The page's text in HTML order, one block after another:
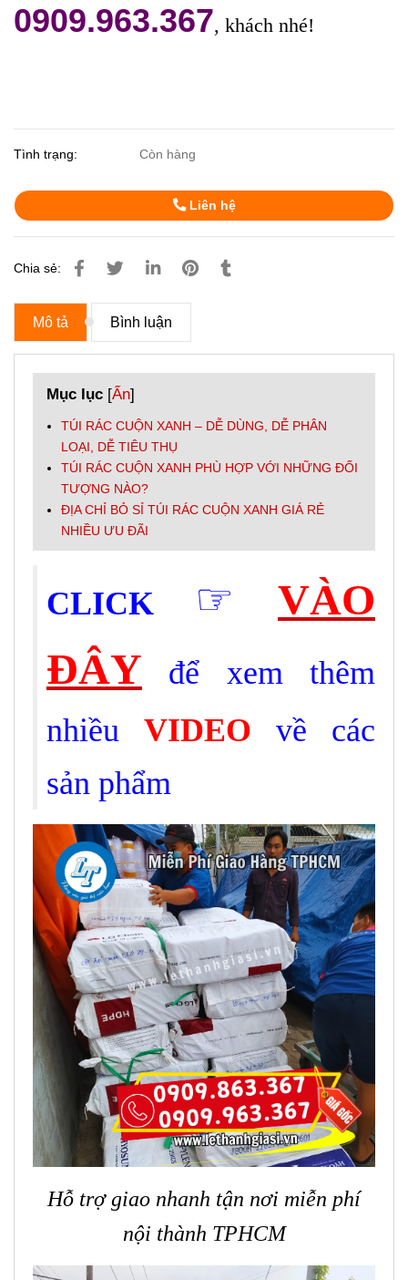
0909.963.367, khách nhé!
Tình trạng: Còn hàng
Liên hệ
Chia sẻ:
Mô tả Bình luận
Mục lục [Ẩn]
TÚI RÁC CUỘN XANH – DỄ DÙNG, DỄ PHÂN
LOẠI, DỄ TIÊU THỤ
TÚI RÁC CUỘN XANH PHÙ HỢP VỚI NHỮNG ĐỐI
TƯỢNG NÀO?
ĐỊA CHỈ BỎ SỈ TÚI RÁC CUỘN XANH GIÁ RẺ
NHIỀU ƯU ĐÃI
CLICK ☞ VÀO
ĐÂY để xem thêm
nhiều VIDEO
về các
sản phẩm
Hỗ trợ giao nhanh tận nơi miễn phí
nội thành TPHCM